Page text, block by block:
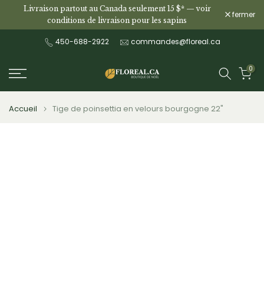
AllerLivraison partout au Canada seulement 15 $* —voir
conditions de livraison pour les sapins
fermer
450-688-2922 commandes@floreal.ca
0
Accueil Tige de poinsettia en velours bourgogne 22"